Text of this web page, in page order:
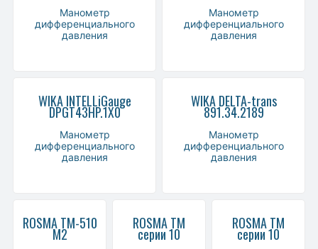
Манометр
дифференциального
давления
Манометр
дифференциального
давления
WIKA INTELLiGauge
DPGT43HP.1X0
Манометр
дифференциального
давления
WIKA DELTA-trans
891.34.2189
Манометр
дифференциального
давления
ROSMA ТМ-510
М2
ROSMA ТМ
серии 10
ROSMA ТМ
серии 10